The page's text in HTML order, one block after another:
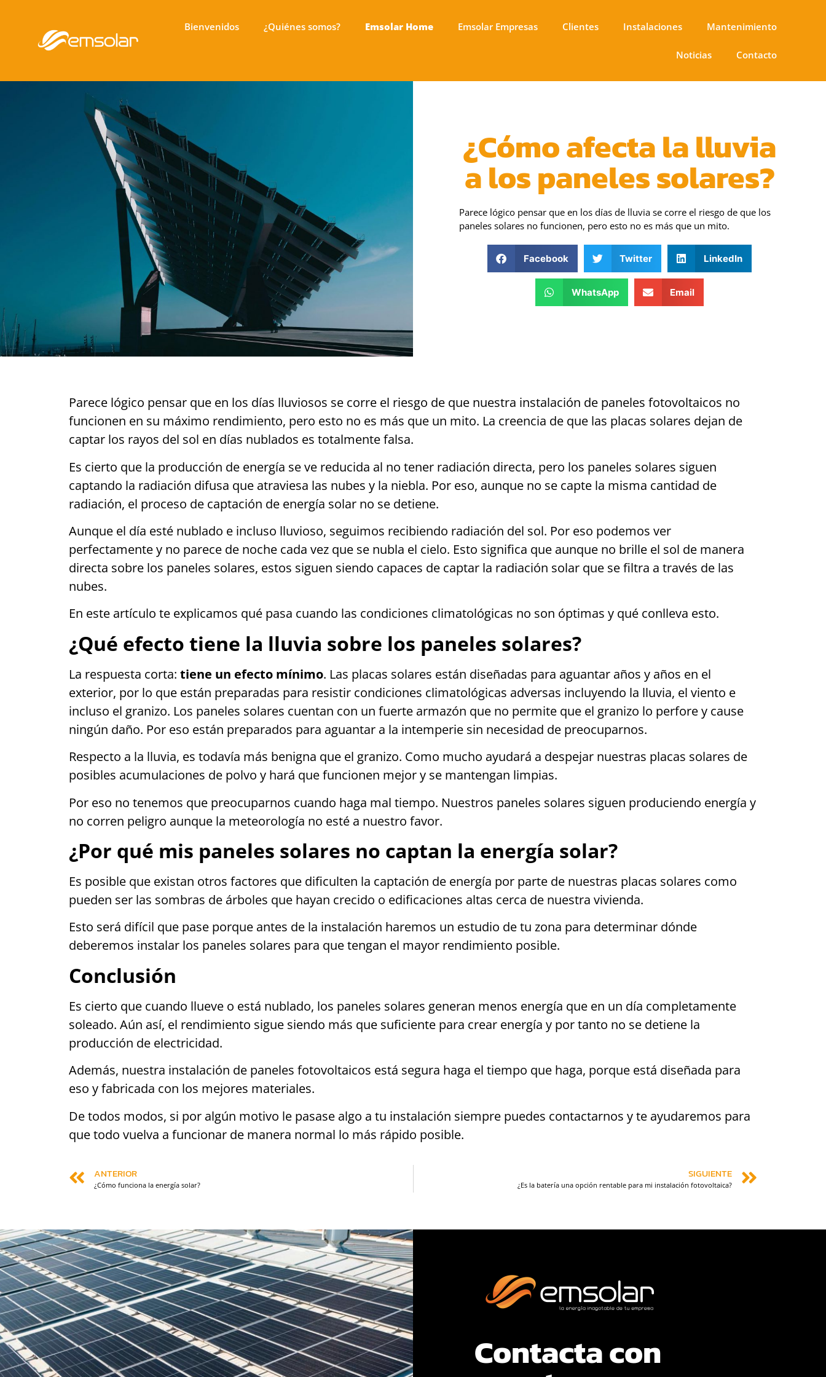
Bienvenidos ¿Quiénes somos? Emsolar Home Emsolar Empresas Clientes Instalaciones Mantenimiento
Noticias Contacto
¿Cómo afecta la lluvia
a los paneles solares?
Parece lógico pensar que en los días de lluvia se corre el riesgo de que los
paneles solares no funcionen, pero esto no es más que un mito.
Facebook Twitter LinkedIn
WhatsApp Email
Parece lógico pensar que en los días lluviosos se corre el riesgo de que nuestra instalación de paneles fotovoltaicos no
funcionen en su máximo rendimiento, pero esto no es más que un mito. La creencia de que las placas solares dejan de
captar los rayos del sol en días nublados es totalmente falsa.
Es cierto que la producción de energía se ve reducida al no tener radiación directa, pero los paneles solares siguen
captando la radiación difusa que atraviesa las nubes y la niebla. Por eso, aunque no se capte la misma cantidad de
radiación, el proceso de captación de energía solar no se detiene.
Aunque el día esté nublado e incluso lluvioso, seguimos recibiendo radiación del sol. Por eso podemos ver
perfectamente y no parece de noche cada vez que se nubla el cielo. Esto significa que aunque no brille el sol de manera
directa sobre los paneles solares, estos siguen siendo capaces de captar la radiación solar que se filtra a través de las
nubes.
En este artículo te explicamos qué pasa cuando las condiciones climatológicas no son óptimas y qué conlleva esto.
¿Qué efecto tiene la lluvia sobre los paneles solares?
La respuesta corta: tiene un efecto mínimo. Las placas solares están diseñadas para aguantar años y años en el
exterior, por lo que están preparadas para resistir condiciones climatológicas adversas incluyendo la lluvia, el viento e
incluso el granizo. Los paneles solares cuentan con un fuerte armazón que no permite que el granizo lo perfore y cause
ningún daño. Por eso están preparados para aguantar a la intemperie sin necesidad de preocuparnos.
Respecto a la lluvia, es todavía más benigna que el granizo. Como mucho ayudará a despejar nuestras placas solares de
posibles acumulaciones de polvo y hará que funcionen mejor y se mantengan limpias.
Por eso no tenemos que preocuparnos cuando haga mal tiempo. Nuestros paneles solares siguen produciendo energía y
no corren peligro aunque la meteorología no esté a nuestro favor.
¿Por qué mis paneles solares no captan la energía solar?
Es posible que existan otros factores que dificulten la captación de energía por parte de nuestras placas solares como
pueden ser las sombras de árboles que hayan crecido o edificaciones altas cerca de nuestra vivienda.
Esto será difícil que pase porque antes de la instalación haremos un estudio de tu zona para determinar dónde
deberemos instalar los paneles solares para que tengan el mayor rendimiento posible.
Conclusión
Es cierto que cuando llueve o está nublado, los paneles solares generan menos energía que en un día completamente
soleado. Aún así, el rendimiento sigue siendo más que suficiente para crear energía y por tanto no se detiene la
producción de electricidad.
Además, nuestra instalación de paneles fotovoltaicos está segura haga el tiempo que haga, porque está diseñada para
eso y fabricada con los mejores materiales.
De todos modos, si por algún motivo le pasase algo a tu instalación siempre puedes contactarnos y te ayudaremos para
que todo vuelva a funcionar de manera normal lo más rápido posible.
ANTERIOR
¿Cómo funciona la energía solar?
SIGUIENTE
¿Es la batería una opción rentable para mi instalación fotovoltaica?
Contacta con